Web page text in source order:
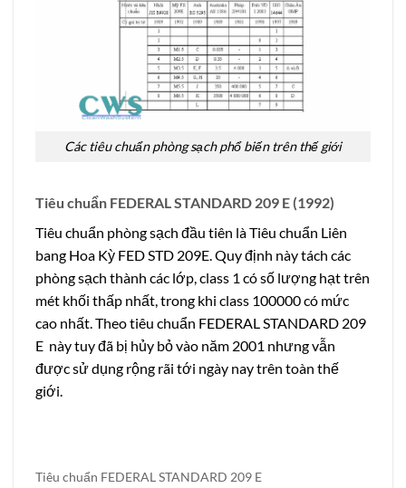
Các tiêu chuẩn phòng sạch phổ biến trên thế giới
Tiêu chuẩn FEDERAL STANDARD 209 E (1992)
Tiêu chuẩn phòng sạch đầu tiên là Tiêu chuẩn Liên
bang Hoa Kỳ FED STD 209E. Quy định này tách các
phòng sạch thành các lớp, class 1 có số lượng hạt trên
mét khối thấp nhất, trong khi class 100000 có mức
cao nhất. Theo tiêu chuẩn FEDERAL STANDARD 209
E này tuy đã bị hủy bỏ vào năm 2001 nhưng vẫn
được sử dụng rộng rãi tới ngày nay trên toàn thế
giới.
Tiêu chuẩn FEDERAL STANDARD 209 E